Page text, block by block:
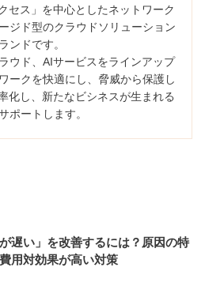
セス」を中心としたネットワーク
ジド型のクラウドソリューション
ンドです。
ウド、AIサービスをラインアップ
ークを快適にし、脅威から保護し
化し、新たなビシネスが生まれる
ポートします。
が遅い」を改善するには？原因の特
用対効果が高い対策